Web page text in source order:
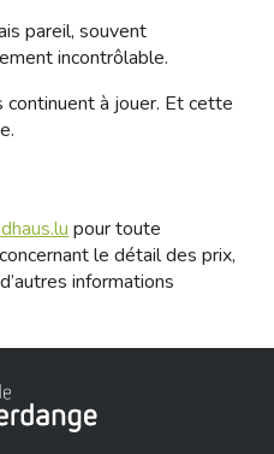
pareil, souvent
incontrôlable.
à jouer. Et cette
pour toute
le détail des prix,
informations